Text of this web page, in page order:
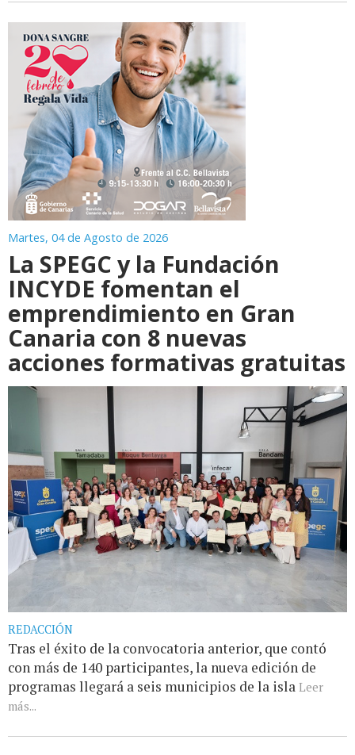
Martes, 04 de Agosto de 2026
La SPEGC y la Fundación
INCYDE fomentan el
emprendimiento en Gran
Canaria con 8 nuevas
acciones formativas gratuitas
REDACCIÓN
Tras el éxito de la convocatoria anterior, que contó
con más de 140 participantes, la nueva edición de
programas llegará a seis municipios de la isla Leer
más...